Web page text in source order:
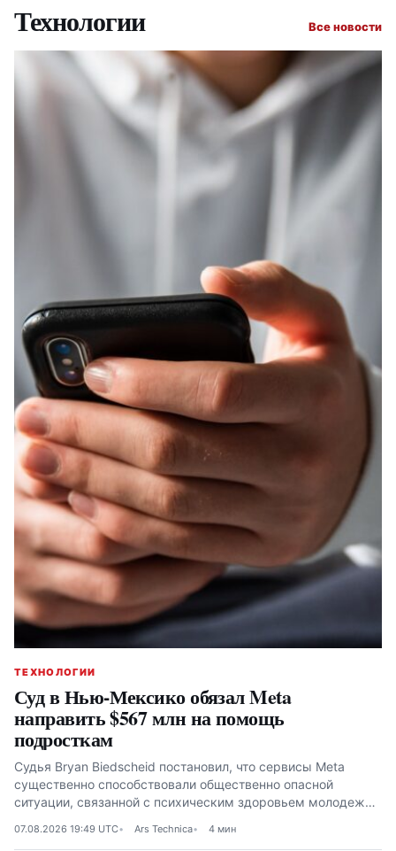
Технологии Все новости
ТЕХНОЛОГИИ
Суд в Нью-Мексико обязал Meta
направить $567 млн на помощь
подросткам
Судья Bryan Biedscheid постановил, что сервисы Meta
существенно способствовали общественно опасной
ситуации, связанной с психическим здоровьем молодежи
07.08.2026 19:49 UTC Ars Technica 4 мин